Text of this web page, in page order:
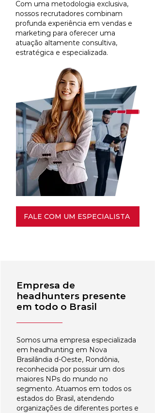
Com uma metodologia exclusiva,
nossos recrutadores combinam
profunda experiência em vendas e
marketing para oferecer uma
atuação altamente consultiva,
estratégica e especializada.
FALE COM UM ESPECIALISTA
Empresa de
headhunters presente
em todo o Brasil
Somos uma empresa especializada
em headhunting em Nova
Brasilândia d-Oeste, Rondônia,
reconhecida por possuir um dos
maiores NPs do mundo no
segmento. Atuamos em todos os
estados do Brasil, atendendo
organizações de diferentes portes e